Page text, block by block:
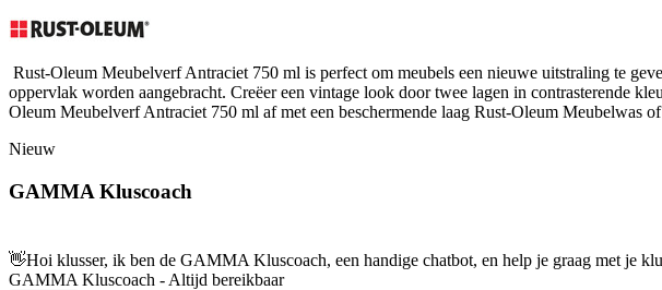
Rust-Oleum Meubelverf Antraciet 750 ml is perfect om meubels een nieuwe uitstraling te
oppervlak worden aangebracht. Creëer een vintage look door twee lagen in contrasterende
Oleum Meubelverf Antraciet 750 ml af met een beschermende laag Rust-Oleum Meubelwas
Nieuw
GAMMA Kluscoach
👋Hoi klusser, ik ben de GAMMA Kluscoach, een handige chatbot, en help je graag met je
GAMMA Kluscoach - Altijd bereikbaar